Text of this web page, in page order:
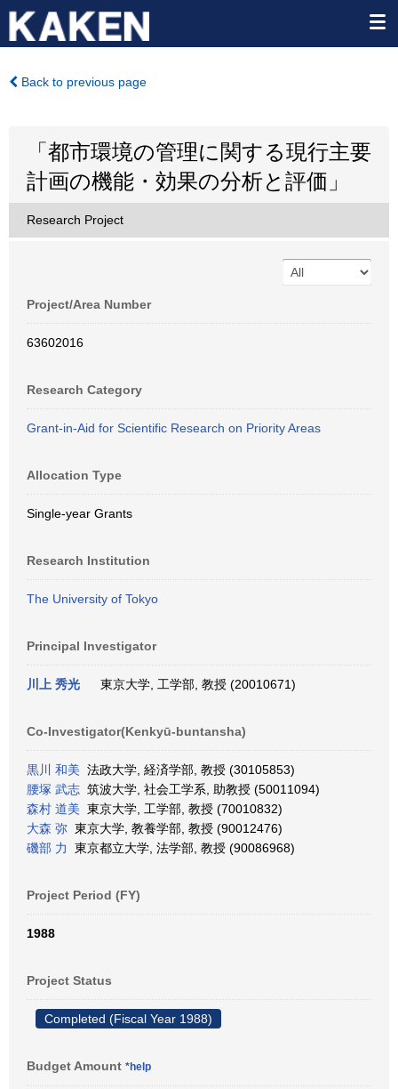
Back to previous page
「都市環境の管理に関する現行主要
計画の機能・効果の分析と評価」
Research Project
Project/Area Number
63602016
Research Category
Grant-in-Aid for Scientific Research on Priority Areas
Allocation Type
Single-year Grants
Research Institution
The University of Tokyo
Principal Investigator
川上 秀光 東京大学, 工学部, 教授 (20010671)
Co-Investigator(Kenkyū-buntansha)
黒川 和美 法政大学, 経済学部, 教授 (30105853)
腰塚 武志 筑波大学, 社会工学系, 助教授 (50011094)
森村 道美 東京大学, 工学部, 教授 (70010832)
大森 弥 東京大学, 教養学部, 教授 (90012476)
磯部 力
東京都立大学, 法学部, 教授 (90086968)
Project Period (FY)
1988
Project Status
Completed (Fiscal Year 1988)
Budget Amount *help